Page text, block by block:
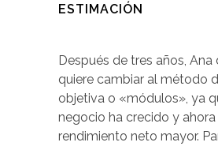
ESTIMACIÓN
Después de tres años, Ana
quiere cambiar al método
objetiva o «módulos», ya
negocio ha crecido y ahora
rendimiento neto mayor.